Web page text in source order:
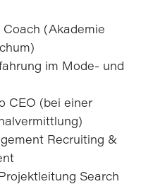
(Akademie
im Mode- und
CEO (bei einer
Recruiting &
Search